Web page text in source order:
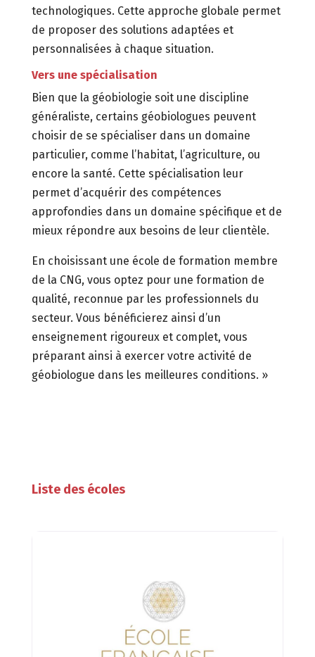
technologiques. Cette approche globale permet
de proposer des solutions adaptées et
personnalisées à chaque situation.
Vers une spécialisation
Bien que la géobiologie soit une discipline
généraliste, certains géobiologues peuvent
choisir de se spécialiser dans un domaine
particulier, comme l’habitat, l’agriculture, ou
encore la santé. Cette spécialisation leur
permet d’acquérir des compétences
approfondies dans un domaine spécifique et de
mieux répondre aux besoins de leur clientèle.
En choisissant une école de formation membre
de la CNG, vous optez pour une formation de
qualité, reconnue par les professionnels du
secteur. Vous bénéficierez ainsi d’un
enseignement rigoureux et complet, vous
préparant ainsi à exercer votre activité de
géobiologue dans les meilleures conditions. »
Liste des écoles